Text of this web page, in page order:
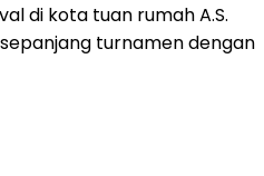
di kota tuan rumah A.S.
turnamen dengan